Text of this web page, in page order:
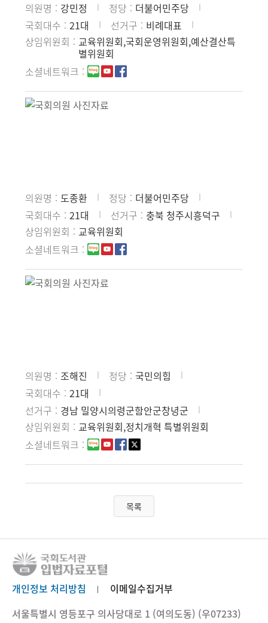
의원명 강민정 정당
더불어민주당
국회대수
21대 선거구
비례대표
상임위원회
교육위원회,국회운영위원회,예산결산특
별위원회
소셜네트워크
의원명 도종환 정당
더불어민주당
국회대수
21대 선거구
충북 청주시흥덕구
상임위원회
교육위원회
소셜네트워크
의원명 조해진 정당
국민의힘
국회대수
21대
선거구
경남 밀양시의령군함안군창녕군
상임위원회
교육위원회,정치개혁 특별위원회
소셜네트워크
목록
개인정보 처리방침
이메일수집거부
서울특별시 영등포구 의사당대로 1 (여의도동) (우07233)